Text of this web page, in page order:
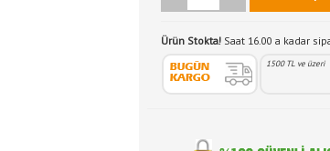
Ürün Stokta! Saat 16.00 a kadar
1500 TL ve üzeri